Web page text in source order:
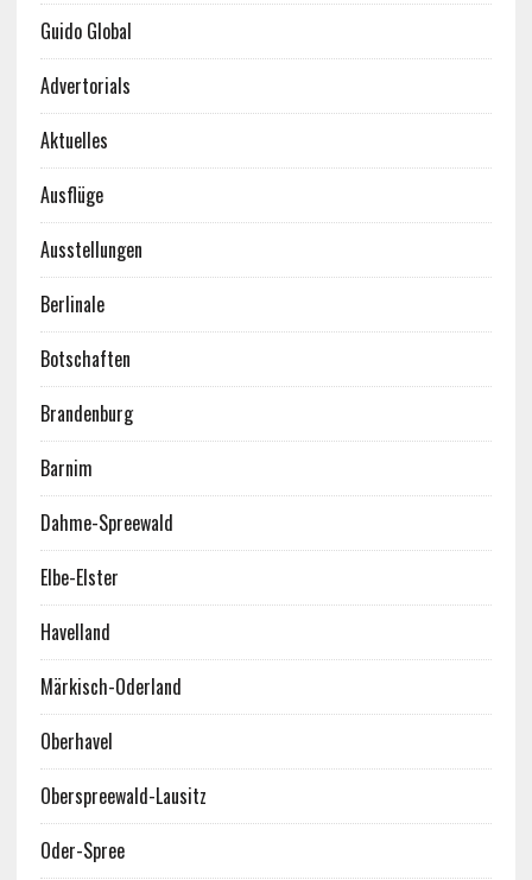
Guido Global
Advertorials
Aktuelles
Ausflüge
Ausstellungen
Berlinale
Botschaften
Brandenburg
Barnim
Dahme-Spreewald
Elbe-Elster
Havelland
Märkisch-Oderland
Oberhavel
Oberspreewald-Lausitz
Oder-Spree